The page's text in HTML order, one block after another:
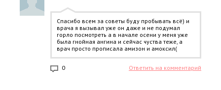
Спасибо всем за советы буду пробывать всё) и
врача я вызывал уже он даже и не подумал
горло посмотреть а в начале осени у меня уже
была гнойная ангина и сейчас чуства теже, а
врач просто прописала амизон и амоксил(
0 Ответить на комментарий